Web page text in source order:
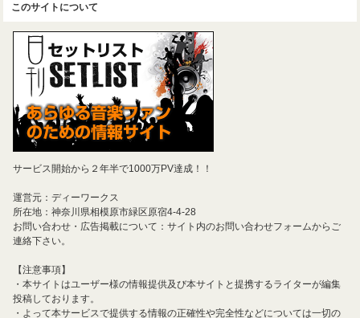
このサイトについて
サービス開始から２年半で1000万PV達成！！
運営元：ディーワークス
所在地：神奈川県相模原市緑区原宿4-4-28
お問い合わせ・広告掲載について：サイト内のお問い合わせフォームからご
連絡下さい。
【注意事項】
・本サイトはユーザー様の情報提供及び本サイトと提携するライターが編集
投稿しております。
・よって本サービスで提供する情報の正確性や完全性などについては一切の